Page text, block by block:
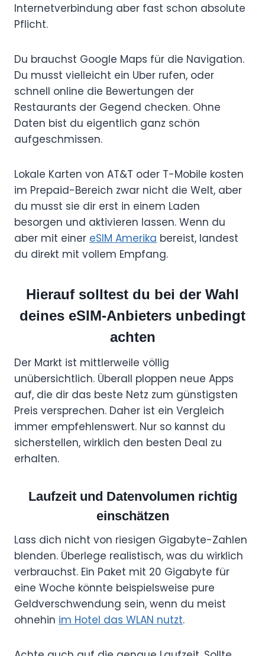
Internetverbindung aber fast schon absolute
Pflicht.
Du brauchst Google Maps für die Navigation.
Du musst vielleicht ein Uber rufen, oder
schnell online die Bewertungen der
Restaurants der Gegend checken. Ohne
Daten bist du eigentlich ganz schön
aufgeschmissen.
Lokale Karten von AT&T oder T-Mobile kosten
im Prepaid-Bereich zwar nicht die Welt, aber
du musst sie dir erst in einem Laden
besorgen und aktivieren lassen. Wenn du
aber mit einer eSIM Amerika bereist, landest
du direkt mit vollem Empfang.
Hierauf solltest du bei der Wahl
deines eSIM-Anbieters unbedingt
achten
Der Markt ist mittlerweile völlig
unübersichtlich. Überall ploppen neue Apps
auf, die dir das beste Netz zum günstigsten
Preis versprechen. Daher ist ein Vergleich
immer empfehlenswert. Nur so kannst du
sicherstellen, wirklich den besten Deal zu
erhalten.
Laufzeit und Datenvolumen richtig
einschätzen
Lass dich nicht von riesigen Gigabyte-Zahlen
blenden. Überlege realistisch, was du wirklich
verbrauchst. Ein Paket mit 20 Gigabyte für
eine Woche könnte beispielsweise pure
Geldverschwendung sein, wenn du meist
ohnehin im Hotel das WLAN nutzt.